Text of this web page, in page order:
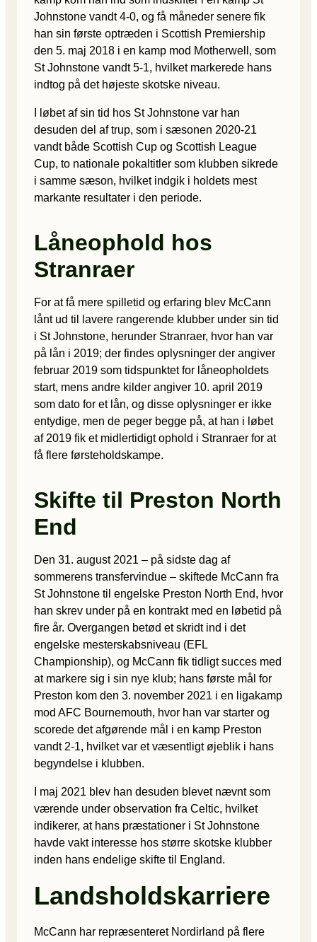
Johnstone vandt 4-0, og få måneder senere fik
han sin første optræden i Scottish Premiership
den 5. maj 2018 i en kamp mod Motherwell, som
St Johnstone vandt 5-1, hvilket markerede hans
indtog på det højeste skotske niveau.
I løbet af sin tid hos St Johnstone var han
desuden del af trup, som i sæsonen 2020-21
vandt både Scottish Cup og Scottish League
Cup, to nationale pokaltitler som klubben sikrede
i samme sæson, hvilket indgik i holdets mest
markante resultater i den periode.
Låneophold hos
Stranraer
For at få mere spilletid og erfaring blev McCann
lånt ud til lavere rangerende klubber under sin tid
i St Johnstone, herunder Stranraer, hvor han var
på lån i 2019; der findes oplysninger der angiver
februar 2019 som tidspunktet for låneopholdets
start, mens andre kilder angiver 10. april 2019
som dato for et lån, og disse oplysninger er ikke
entydige, men de peger begge på, at han i løbet
af 2019 fik et midlertidigt ophold i Stranraer for at
få flere førsteholdskampe.
Skifte til Preston North
End
Den 31. august 2021 – på sidste dag af
sommerens transfervindue – skiftede McCann fra
St Johnstone til engelske Preston North End, hvor
han skrev under på en kontrakt med en løbetid på
fire år. Overgangen betød et skridt ind i det
engelske mesterskabsniveau (EFL
Championship), og McCann fik tidligt succes med
at markere sig i sin nye klub; hans første mål for
Preston kom den 3. november 2021 i en ligakamp
mod AFC Bournemouth, hvor han var starter og
scorede det afgørende mål i en kamp Preston
vandt 2-1, hvilket var et væsentligt øjeblik i hans
begyndelse i klubben.
I maj 2021 blev han desuden blevet nævnt som
værende under observation fra Celtic, hvilket
indikerer, at hans præstationer i St Johnstone
havde vakt interesse hos større skotske klubber
inden hans endelige skifte til England.
Landsholdskarriere
McCann har repræsenteret Nordirland på flere